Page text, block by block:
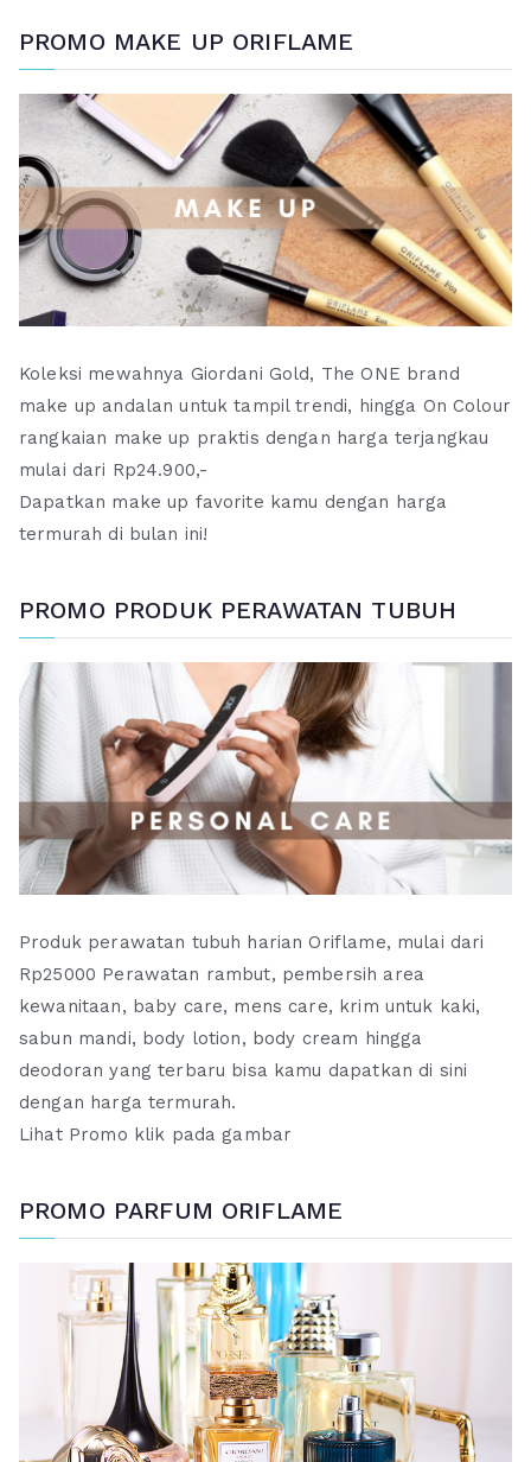
PROMO MAKE UP ORIFLAME
Koleksi mewahnya Giordani Gold, The ONE brand
make up andalan untuk tampil trendi, hingga On Colour
rangkaian make up praktis dengan harga terjangkau
mulai dari Rp24.900,-
Dapatkan make up favorite kamu dengan harga
termurah di bulan ini!
PROMO PRODUK PERAWATAN TUBUH
Produk perawatan tubuh harian Oriflame, mulai dari
Rp25000 Perawatan rambut, pembersih area
kewanitaan, baby care, mens care, krim untuk kaki,
sabun mandi, body lotion, body cream hingga
deodoran yang terbaru bisa kamu dapatkan di sini
dengan harga termurah.
Lihat Promo klik pada gambar
PROMO PARFUM ORIFLAME